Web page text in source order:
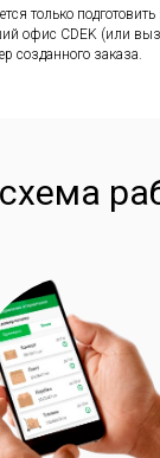
только подготовить
офис CDEK (или
созданного заказа.